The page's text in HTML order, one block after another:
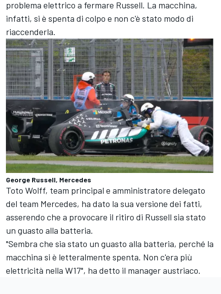
problema elettrico a fermare Russell. La macchina,
infatti, si è spenta di colpo e non c'è stato modo di
riaccenderla.
George Russell, Mercedes
Toto Wolff, team principal e amministratore delegato
del team Mercedes, ha dato la sua versione dei fatti,
asserendo che a provocare il ritiro di Russell sia stato
un guasto alla batteria.
"Sembra che sia stato un guasto alla batteria, perché la
macchina si è letteralmente spenta. Non c'era più
elettricità nella W17", ha detto il manager austriaco.